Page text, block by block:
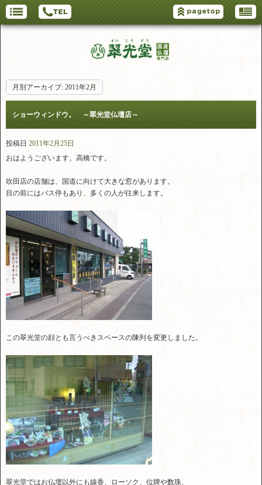
月別アーカイブ: 2011年2月
ショーウィンドウ。 ～翠光堂仏壇店～
投稿日 2011年2月25日
おはようございます。高橋です。
吹田店の店舗は、国道に向けて大きな窓があります。
目の前にはバス停もあり、多くの人が往来します。
この翠光堂の顔とも言うべきスペースの陳列を変更しました。
翠光堂ではお仏壇以外にも線香、ローソク、位牌や数珠、